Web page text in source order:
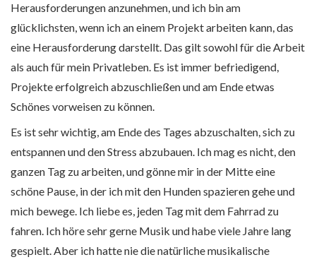
Herausforderungen anzunehmen, und ich bin am
glücklichsten, wenn ich an einem Projekt arbeiten kann, das
eine Herausforderung darstellt. Das gilt sowohl für die Arbeit
als auch für mein Privatleben. Es ist immer befriedigend,
Projekte erfolgreich abzuschließen und am Ende etwas
Schönes vorweisen zu können.
Es ist sehr wichtig, am Ende des Tages abzuschalten, sich zu
entspannen und den Stress abzubauen. Ich mag es nicht, den
ganzen Tag zu arbeiten, und gönne mir in der Mitte eine
schöne Pause, in der ich mit den Hunden spazieren gehe und
mich bewege. Ich liebe es, jeden Tag mit dem Fahrrad zu
fahren. Ich höre sehr gerne Musik und habe viele Jahre lang
gespielt. Aber ich hatte nie die natürliche musikalische